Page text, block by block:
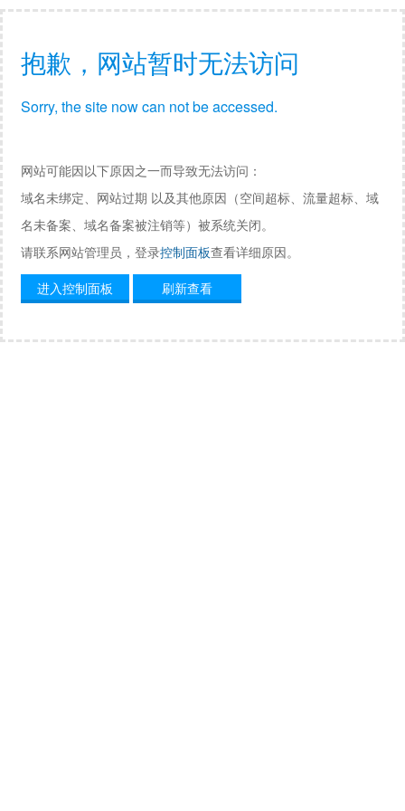
抱歉，网站暂时无法访问
Sorry, the site now can not be accessed.
网站可能因以下原因之一而导致无法访问：
域名未绑定、网站过期 以及其他原因（空间超标、流量超标、域
名未备案、域名备案被注销等）被系统关闭。
请联系网站管理员，登录控制面板查看详细原因。
进入控制面板
刷新查看